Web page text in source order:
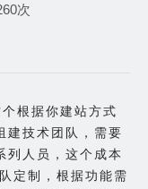
造更加
次
根据你建站方式
建技术团队，需要
列人员，这个成本
定制，根据功能需